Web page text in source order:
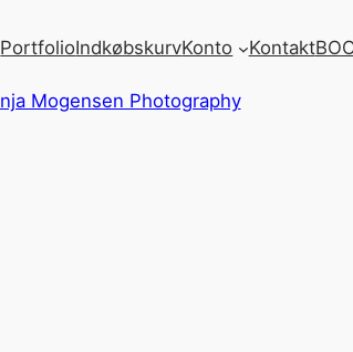
PortfolioIndkøbskurvKonto Kontakt